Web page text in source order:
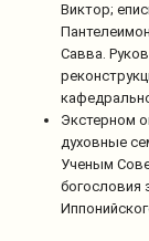
Виктор;
Савва.
Экстерном
духовные
Ученым
богословия